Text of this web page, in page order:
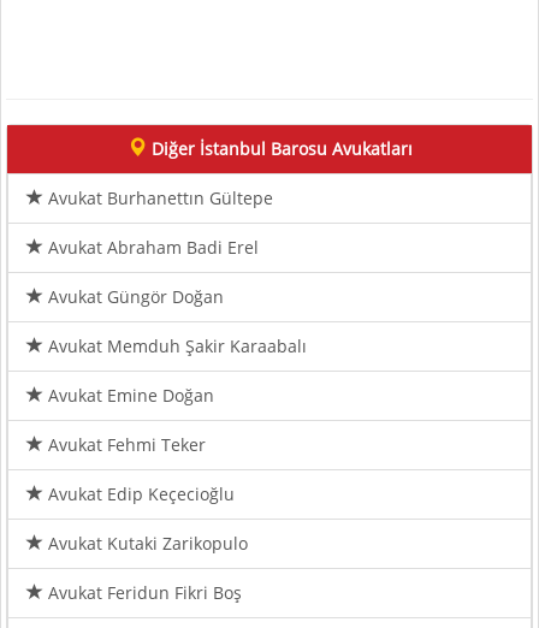
Diğer İstanbul Barosu Avukatları
Avukat Burhanettın Gültepe
Avukat Abraham Badi Erel
Avukat Güngör Doğan
Avukat Memduh Şakir Karaabalı
Avukat Emine Doğan
Avukat Fehmi Teker
Avukat Edip Keçecioğlu
Avukat Kutaki Zarikopulo
Avukat Feridun Fikri Boş